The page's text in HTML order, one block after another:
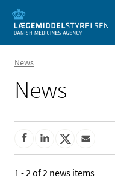
News
News
1 - 2 of 2 news items